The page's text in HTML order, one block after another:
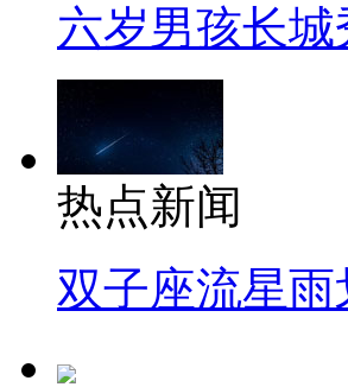
六岁男孩长
热点新闻
双子座流星雨